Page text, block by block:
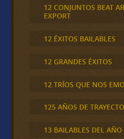
12 CONJUNTOS BEAT
EXPORT
12 ÉXITOS BAILABLES
12 GRANDES ÉXITOS
12 TRÍOS QUE NOS
125 AÑOS DE
13 BAILABLES DEL AÑO